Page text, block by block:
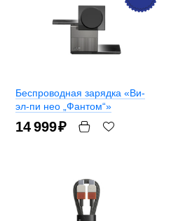
Беспроводная зарядка «Ви-
эл-пи нео „Фантом“»
14 999₽